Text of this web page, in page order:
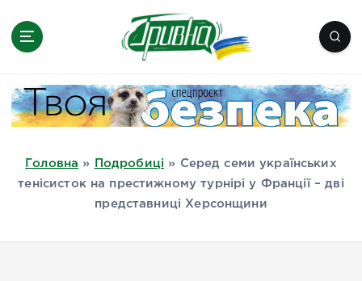
Миколаїв, Одеса, Мелітополь
Головна » Подробиці »
Серед семи українських
тенісисток на престижному турнірі у Франції – дві
представниці Херсонщини